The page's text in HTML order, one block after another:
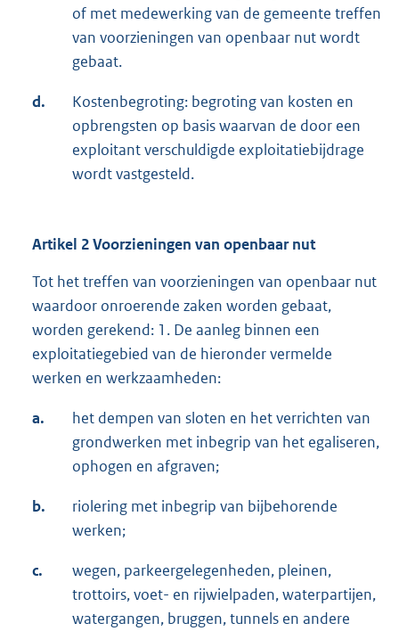
of met medewerking van de gemeente treffen
van voorzieningen van openbaar nut wordt
gebaat.
d.
Kostenbegroting: begroting van kosten en
opbrengsten op basis waarvan de door een
exploitant verschuldigde exploitatiebijdrage
wordt vastgesteld.
Artikel 2 Voorzieningen van openbaar nut
Tot het treffen van voorzieningen van openbaar nut
waardoor onroerende zaken worden gebaat,
worden gerekend: 1. De aanleg binnen een
exploitatiegebied van de hieronder vermelde
werken en werkzaamheden:
a.
het dempen van sloten en het verrichten van
grondwerken met inbegrip van het egaliseren,
ophogen en afgraven;
b.
riolering met inbegrip van bijbehorende
werken;
c.
wegen, parkeergelegenheden, pleinen,
trottoirs, voet- en rijwielpaden, waterpartijen,
watergangen, bruggen, tunnels en andere